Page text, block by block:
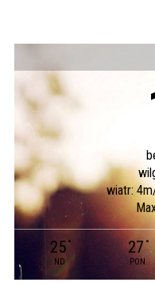
wiatr:
25 °
ND
27°
PON